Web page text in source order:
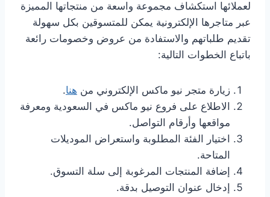
لعملائها استكشاف مجموعة واسعة من منتجاتها المميزة
عبر متاجرها الإلكترونية يمكن للمتسوقين بكل سهولة
تقديم طلباتهم والاستفادة من عروض وخصومات رائعة
باتباع الخطوات التالية:
زيارة متجر نيو ماكس الإلكتروني من هنا.
الاطلاع على فروع نيو ماكس في السعودية ومعرفة
مواقعها وأرقام التواصل.
اختيار الفئة المطلوبة واستعراض الموديلات
المتاحة.
إضافة المنتجات المرغوبة إلى سلة التسوق.
إدخال عنوان التوصيل بدقة.